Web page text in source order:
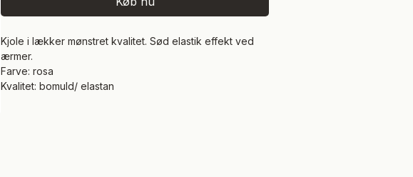
Kjole i lækker mønstret kvalitet. Sød elastik effekt ved
ærmer.
Farve: rosa
Kvalitet: bomuld/ elastan